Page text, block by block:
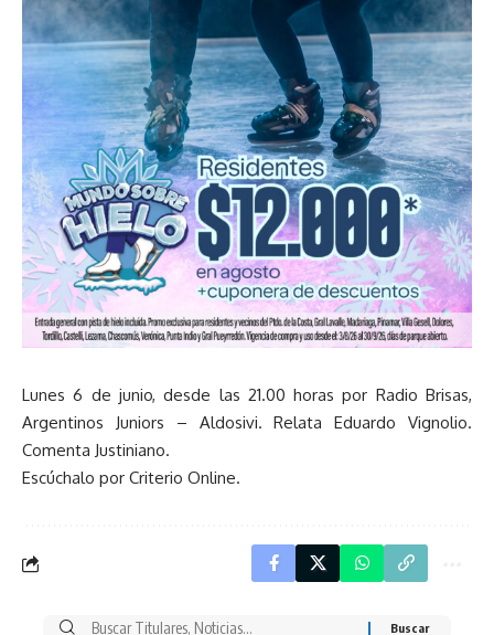
Lunes 6 de junio, desde las 21.00 horas por Radio Brisas,
Argentinos Juniors – Aldosivi. Relata Eduardo Vignolio.
Comenta Justiniano.
Escúchalo por Criterio Online.
Buscar